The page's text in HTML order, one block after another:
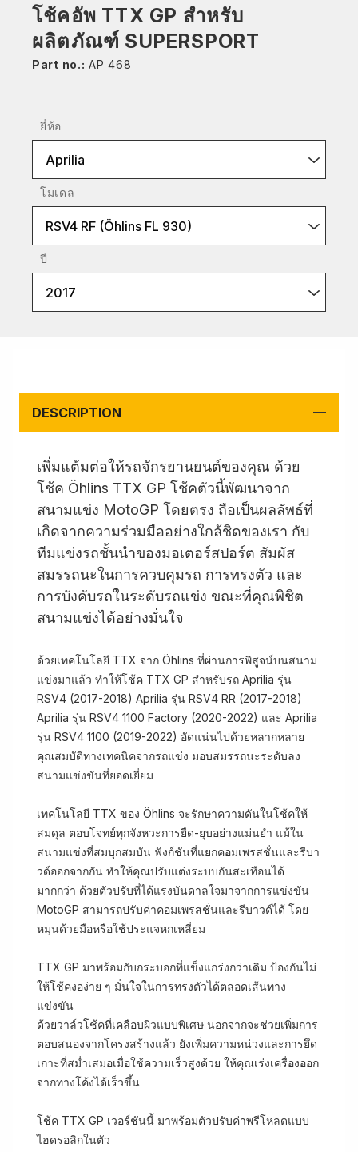
โช้คอัพ TTX GP สำหรับ
ผลิตภัณฑ์ SUPERSPORT
Part no.: AP 468
ยี่ห้อ
Aprilia
โมเดล
RSV4 RF (Öhlins FL 930)
ปี
2017
DESCRIPTION
เพิ่มแต้มต่อให้รถจักรยานยนต์ของคุณ ด้วย
โช้ค Öhlins TTX GP โช้คตัวนี้พัฒนาจาก
สนามแข่ง MotoGP โดยตรง ถือเป็นผลลัพธ์ที่
เกิดจากความร่วมมืออย่างใกล้ชิดของเรา กับ
ทีมแข่งรถชั้นนำของมอเตอร์สปอร์ต สัมผัส
สมรรถนะในการควบคุมรถ การทรงตัว และ
การบังคับรถในระดับรถแข่ง ขณะที่คุณพิชิต
สนามแข่งได้อย่างมั่นใจ
ด้วยเทคโนโลยี TTX จาก Öhlins ที่ผ่านการพิสูจน์บนสนาม
แข่งมาแล้ว ทำให้โช้ค TTX GP สำหรับรถ Aprilia รุ่น
RSV4 (2017-2018) Aprilia รุ่น RSV4 RR (2017-2018)
Aprilia รุ่น RSV4 1100 Factory (2020-2022) และ Aprilia
รุ่น RSV4 1100 (2019-2022) อัดแน่นไปด้วยหลากหลาย
คุณสมบัติทางเทคนิคจากรถแข่ง มอบสมรรถนะระดับลง
สนามแข่งขันที่ยอดเยี่ยม
เทคโนโลยี TTX ของ Öhlins จะรักษาความดันในโช้คให้
สมดุล ตอบโจทย์ทุกจังหวะการยืด-ยุบอย่างแม่นยำ แม้ใน
สนามแข่งที่สมบุกสมบัน ฟังก์ชันที่แยกคอมเพรสชั่นและรีบา
วด์ออกจากกัน ทำให้คุณปรับแต่งระบบกันสะเทือนได้
มากกว่า ด้วยตัวปรับที่ได้แรงบันดาลใจมาจากการแข่งขัน
MotoGP สามารถปรับค่าคอมเพรสชั่นและรีบาวด์ได้ โดย
หมุนด้วยมือหรือใช้ประแจหกเหลี่ยม
TTX GP มาพร้อมกับกระบอกที่แข็งแกร่งกว่าเดิม ป้องกันไม่
ให้โช้คงอง่าย ๆ มั่นใจในการทรงตัวได้ตลอดเส้นทาง
แข่งขัน
ด้วยวาล์วโช้คที่เคลือบผิวแบบพิเศษ นอกจากจะช่วยเพิ่มการ
ตอบสนองจากโครงสร้างแล้ว ยังเพิ่มความหน่วงและการยึด
เกาะที่สม่ำเสมอเมื่อใช้ความเร็วสูงด้วย ให้คุณเร่งเครื่องออก
จากทางโค้งได้เร็วขึ้น
โช้ค TTX GP เวอร์ชันนี้ มาพร้อมตัวปรับค่าพรีโหลดแบบ
ไฮดรอลิกในตัว